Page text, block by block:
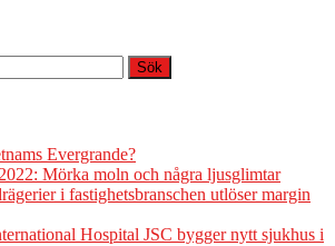
Evergrande?
Mörka moln och några ljusglimtar
i fastighetsbranschen utlöser margin
Hospital JSC bygger nytt sjukhus i